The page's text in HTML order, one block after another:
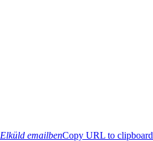
Elküld emailbenCopy URL to clipboard